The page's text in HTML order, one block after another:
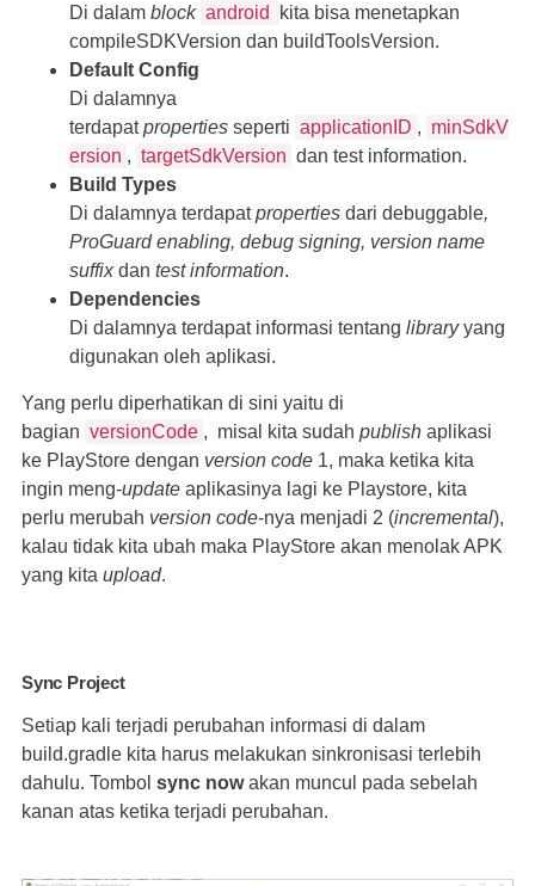
Di dalam block android
kita bisa menetapkan
compileSDKVersion dan buildToolsVersion.
Default Config
Di dalamnya
terdapatproperties seperti applicationID , minSdkV
ersion , targetSdkVersion dan test information.
Build Types
Di dalamnya terdapatproperties dari debuggable,
ProGuard enabling, debug signing, version name
suffixdan test information.
Dependencies
Di dalamnya terdapat informasi tentang libraryyang
digunakan oleh aplikasi.
Yang perlu diperhatikan di sini yaitu di
bagian versionCode , misal kita sudah publish aplikasi
ke PlayStore dengan version code 1, maka ketika kita
ingin meng-update aplikasinya lagi ke Playstore, kita
perlu merubah version code-nya menjadi 2 (incremental),
kalau tidak kita ubah maka PlayStore akan menolak APK
yang kita upload.
Sync Project
Setiap kali terjadi perubahan informasi di dalam
build.gradle kita harus melakukan sinkronisasi terlebih
dahulu. Tombol sync nowakan muncul pada sebelah
kanan atas ketika terjadi perubahan.